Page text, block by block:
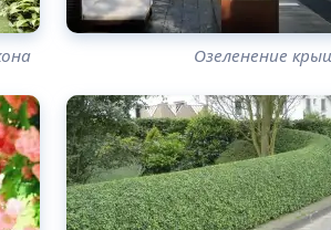
Озеленение